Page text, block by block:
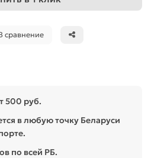
сравнение
500 руб.
в любую точку Беларуси
по всей РБ.